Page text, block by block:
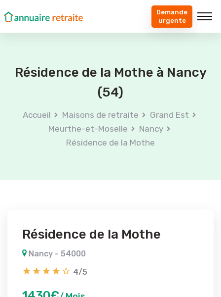
Demande
urgente
Résidence de la Mothe à Nancy
(54)
Accueil Maisons de retraite
Grand Est
Meurthe-et-Moselle
Nancy
Résidence de la Mothe
Résidence de la Mothe
Nancy - 54000
4/5